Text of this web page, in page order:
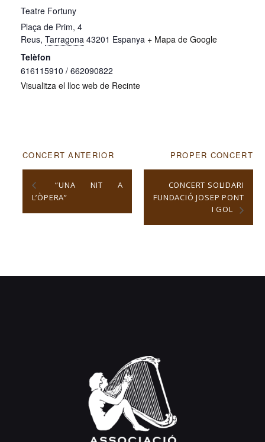
Teatre Fortuny
Plaça de Prim, 4
Reus, Tarragona 43201 Espanya + Mapa de Google
Telèfon
616115910 / 662090822
Visualitza el lloc web de Recinte
CONCERT ANTERIOR
“UNA NIT A
L’ÒPERA”
PROPER CONCERT
CONCERT SOLIDARI
FUNDACIÓ JOSEP PONT
I GOL